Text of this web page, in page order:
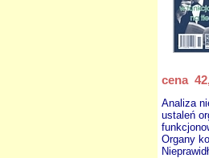
cena
Analiza
ustaleń
Organy